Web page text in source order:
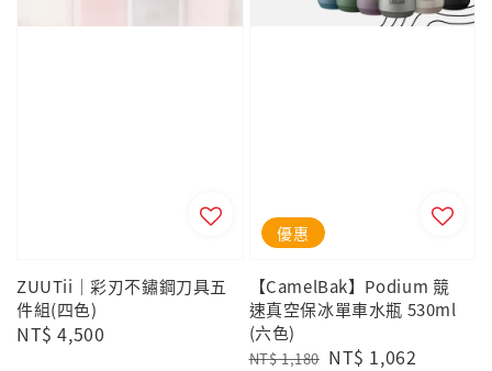
ZUUTii｜彩刃不鏽鋼刀具五
件組(四色)
Regular
NT$ 4,500
優惠
【CamelBak】Podium 競
速真空保冰單車水瓶 530ml
(六色)
Regular
NT$ 1,180 Sale
NT$ 1,062